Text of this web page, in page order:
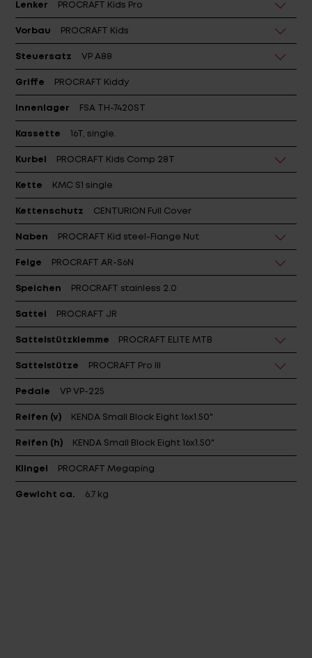
Lenker PROCRAFT Kids Pro
Vorbau PROCRAFT Kids
Steuersatz VP A88
Griffe PROCRAFT Kiddy
Innenlager FSA TH-7420ST
Kassette 16T, single.
Kurbel PROCRAFT Kids Comp 28T
Kette KMC S1 single
Kettenschutz CENTURION Full Cover
Naben PROCRAFT Kid steel-Flange Nut
Felge PROCRAFT AR-S6N
Speichen PROCRAFT stainless 2.0
Sattel PROCRAFT JR
Sattelstützklemme PROCRAFT ELITE MTB
Sattelstütze PROCRAFT Pro III
Pedale VP VP-225
Reifen (v) KENDA Small Block Eight 16x1.50"
Reifen (h) KENDA Small Block Eight 16x1.50"
Klingel PROCRAFT Megaping
Gewicht ca. 6.7 kg